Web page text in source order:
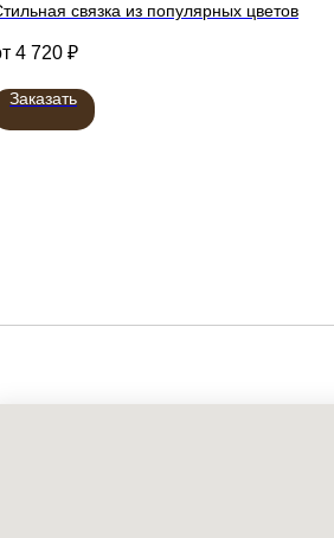
связка из популярных цветов
4 720 ₽
Заказать